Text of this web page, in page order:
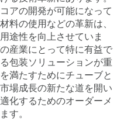
アの開発が可能になって
料の使用などの革新は、
途性を向上させていま
産業にとって特に有益で
包装ソリューションが重
満たすためにチューブと
場成長の新たな道を開い
化するためのオーダーメ
す。